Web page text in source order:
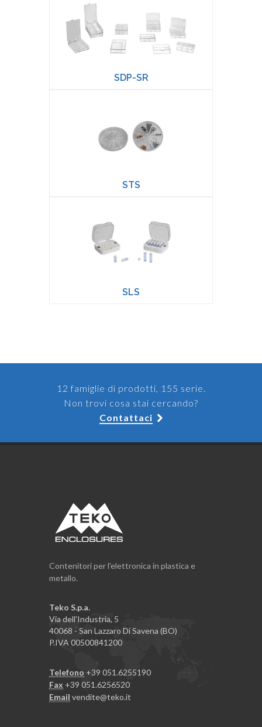
SDP-SR
STS
SLS
12 famiglie di prodotti, 155 serie.
Non trovi cosa stai cercando?
Contattaci
Contenitori per l'elettronica in plastica e
metallo.
Teko S.p.a.
Via dell'Industria, 5
40068 - San Lazzaro Di Savena (BO)
P.IVA 00500841200
Telefono +39 051.6255190
Fax +39 051.6256520
Email vendite@teko.it